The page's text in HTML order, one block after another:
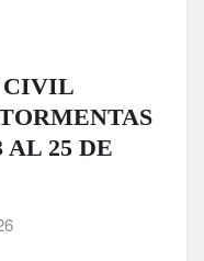
CIVIL
25 DE